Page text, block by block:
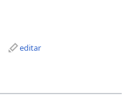
editar